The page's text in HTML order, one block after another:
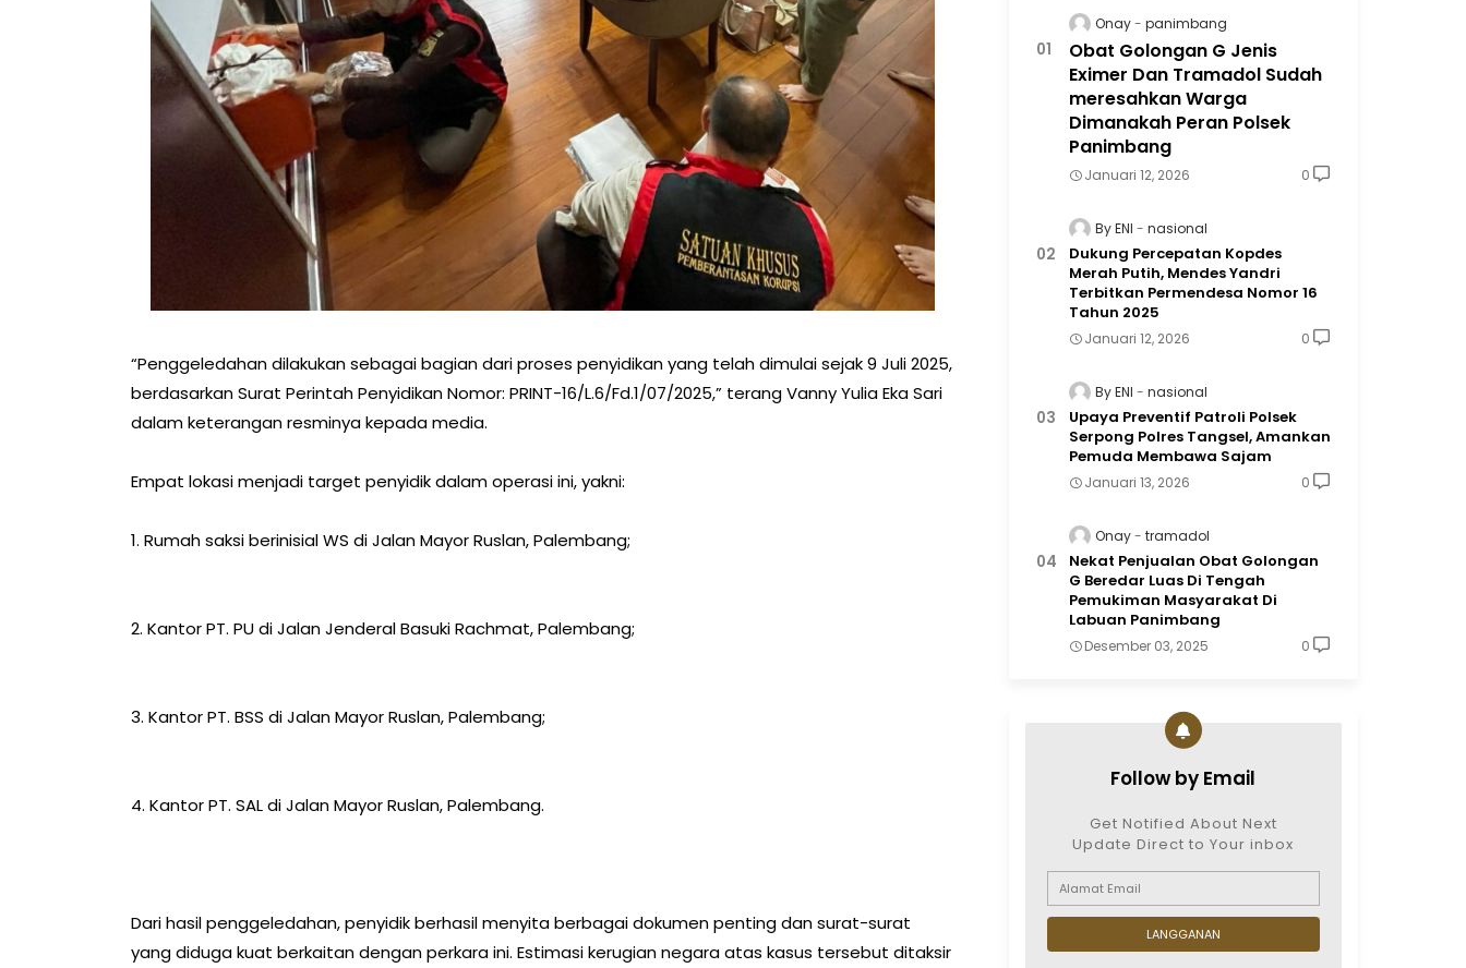
“Penggeledahan dilakukan sebagai bagian dari proses penyidikan yang telah dimulai sejak 9 Juli 2025,
berdasarkan Surat Perintah Penyidikan Nomor: PRINT-16/L.6/Fd.1/07/2025,” terang Vanny Yulia Eka Sari
dalam keterangan resminya kepada media.
Empat lokasi menjadi target penyidik dalam operasi ini, yakni:
1. Rumah saksi berinisial WS di Jalan Mayor Ruslan, Palembang;
2. Kantor PT. PU di Jalan Jenderal Basuki Rachmat, Palembang;
3. Kantor PT. BSS di Jalan Mayor Ruslan, Palembang;
4. Kantor PT. SAL di Jalan Mayor Ruslan, Palembang.
Dari hasil penggeledahan, penyidik berhasil menyita berbagai dokumen penting dan surat-surat
yang diduga kuat berkaitan dengan perkara ini. Estimasi kerugian negara atas kasus tersebut ditaksir
Onay panimbang
Obat Golongan G Jenis
Eximer Dan Tramadol Sudah
meresahkan Warga
Dimanakah Peran Polsek
Panimbang
Januari 12, 2026 0
By ENI nasional
Dukung Percepatan Kopdes
Merah Putih, Mendes Yandri
Terbitkan Permendesa Nomor 16
Tahun 2025
Januari 12, 2026 0
By ENI nasional
Upaya Preventif Patroli Polsek
Serpong Polres Tangsel, Amankan
Pemuda Membawa Sajam
Januari 13, 2026 0
Onay tramadol
Nekat Penjualan Obat Golongan
G Beredar Luas Di Tengah
Pemukiman Masyarakat Di
Labuan Panimbang
Desember 03, 2025 0
Follow by Email
Get Notified About Next
Update Direct to Your inbox